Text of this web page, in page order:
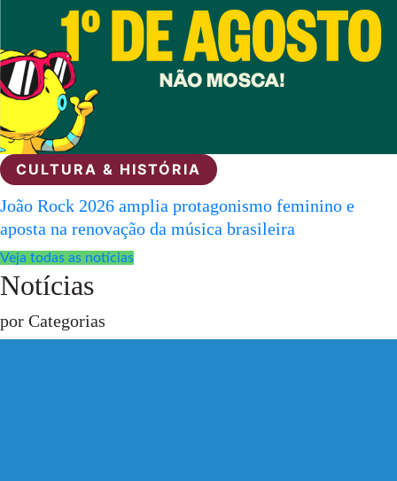
CULTURA & HISTÓRIA
João Rock 2026 amplia protagonismo feminino e
aposta na renovação da música brasileira
Veja todas as notícias
Notícias
por Categorias